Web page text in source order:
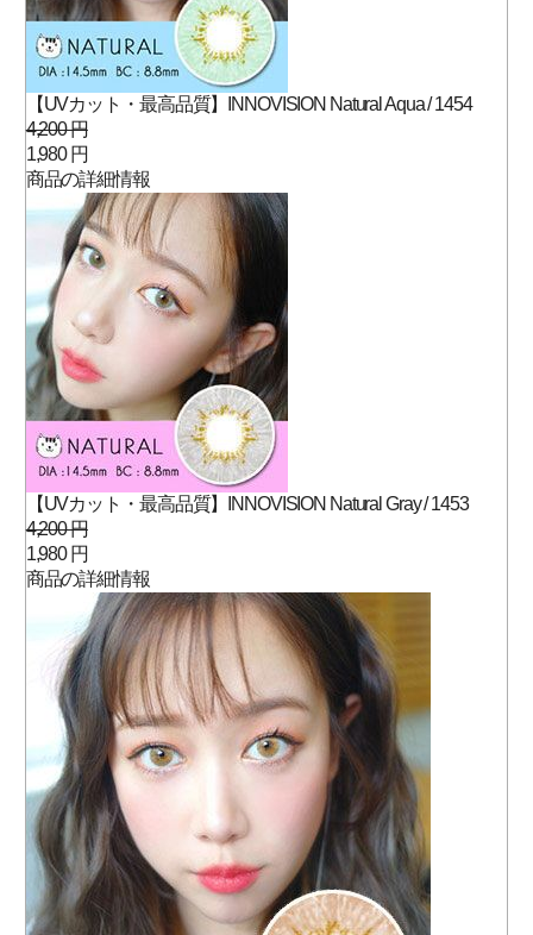
【UVカット・最高品質】INNOVISION Natural Aqua / 1454
4,200 円
1,980 円
商品の詳細情報
【UVカット・最高品質】INNOVISION Natural Gray / 1453
4,200 円
1,980 円
商品の詳細情報